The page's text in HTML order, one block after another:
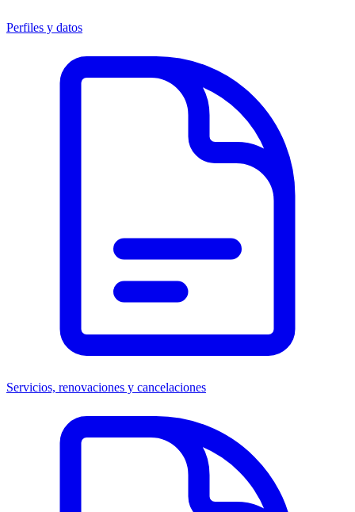
Perfiles y datos
Servicios, renovaciones y cancelaciones